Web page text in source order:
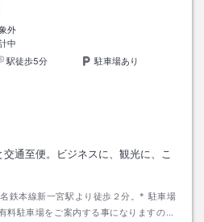
外
中
駅徒歩5分
駐車場あり
交通至便。ビジネスに、観光に、こ
鉄本線新一宮駅より徒歩２分。* 駐車場
料駐車場をご案内する事になりますので